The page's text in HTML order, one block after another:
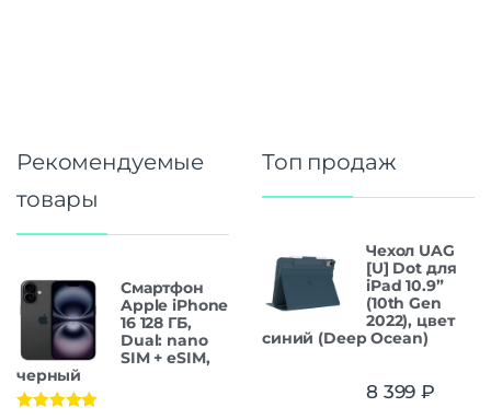
Рекомендуемые
товары
Смартфон
Apple iPhone
16 128 ГБ,
Dual: nano
SIM + eSIM,
черный
Топ продаж
Чехол UAG
[U] Dot для
iPad 10.9”
(10th Gen
2022), цвет
синий (Deep Ocean)
8 399 ₽